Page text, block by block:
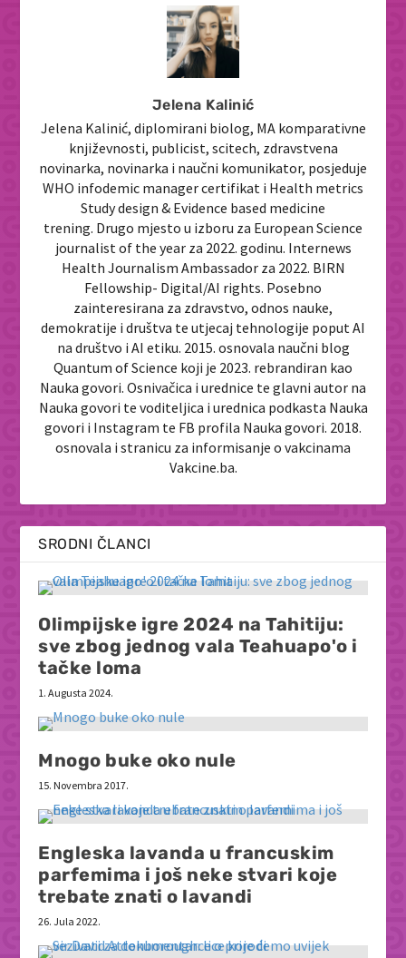
Jelena Kalinić
Jelena Kalinić, diplomirani biolog, MA komparativne
književnosti, publicist, scitech, zdravstvena
novinarka, novinarka i naučni komunikator, posjeduje
WHO infodemic manager certifikat i Health metrics
Study design & Evidence based medicine
trening. Drugo mjesto u izboru za European Science
journalist of the year za 2022. godinu. Internews
Health Journalism Ambassador za 2022. BIRN
Fellowship- Digital/AI rights. Posebno
zainteresirana za zdravstvo, odnos nauke,
demokratije i društva te utjecaj tehnologije poput AI
na društvo i AI etiku. 2015. osnovala naučni blog
Quantum of Science koji je 2023. rebrandiran kao
Nauka govori. Osnivačica i urednice te glavni autor na
Nauka govori te voditeljica i urednica podkasta Nauka
govori i Instagram te FB profila Nauka govori. 2018.
osnovala i stranicu za informisanje o vakcinama
Vakcine.ba.
SRODNI ČLANCI
Olimpijske igre 2024 na Tahitiju:
sve zbog jednog vala Teahuapo'o i
tačke loma
1. Augusta 2024.
Mnogo buke oko nule
15. Novembra 2017.
Engleska lavanda u francuskim
parfemima i još neke stvari koje
trebate znati o lavandi
26. Jula 2022.